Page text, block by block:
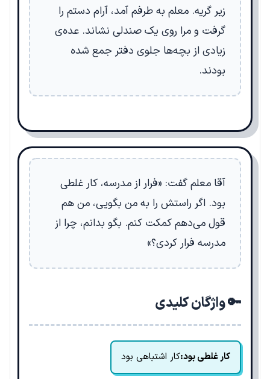
زیر گریه. معلم به طرفم آمد، آرام دستم را
گرفت و مرا روی یک صندلی نشاند. عده‌ی
زیادی از بچه‌ها جلوی دفتر جمع شده
بودند.
آقا معلم گفت: «فرار از مدرسه، کار غلطی
بود. اگر راستش را به من بگویی، من هم
قول می‌دهم کمکت کنم. بگو بدانم، چرا از
مدرسه فرار کردی؟»
🔑 واژگان کلیدی
کار غلطی بود:کار اشتباهی بود